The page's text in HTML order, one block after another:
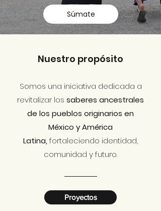
Súmate
Nuestro propósito
Somos una iniciativa dedicada a
revitalizar los saberes ancestrales
de los pueblos originarios en
México y América
Latina, fortaleciendo identidad,
comunidad y futuro.
Proyectos